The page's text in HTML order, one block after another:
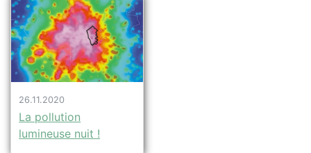
26.11.2020
La pollution
lumineuse nuit !